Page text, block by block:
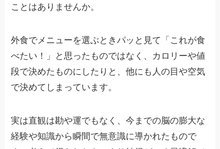
ことはありませんか。
外食でメニューを選ぶときパッと見て「これが食
べたい！」と思ったものではなく、カロリーや値
段で決めたものにしたりと、他にも人の目や空気
で決めてしまっています。
実は直観は勘や運でもなく、今までの脳の膨大な
経験や知識から瞬間で無意識に導かれたもので